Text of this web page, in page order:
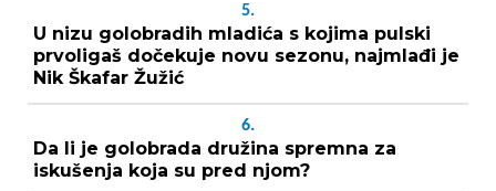
5.
U nizu golobradih mladića s kojima pulski
prvoligaš dočekuje novu sezonu, najmlađi je
Nik Škafar Žužić
6.
Da li je golobrada družina spremna za
iskušenja koja su pred njom?